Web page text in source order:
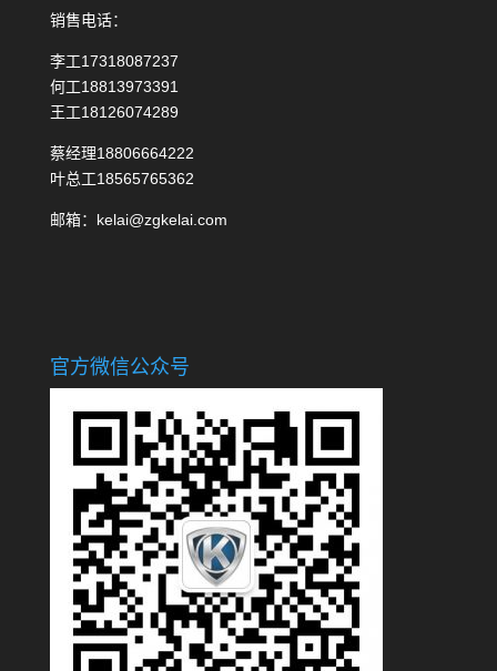
销售电话：
李工17318087237
何工18813973391
王工18126074289
蔡经理18806664222
叶总工18565765362
邮箱：kelai@zgkelai.com
官方微信公众号